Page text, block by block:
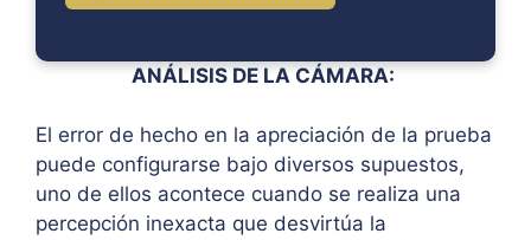
ANÁLISIS DE LA CÁMARA:
El error de hecho en la apreciación de la prueba
puede configurarse bajo diversos supuestos,
uno de ellos acontece cuando se realiza una
percepción inexacta que desvirtúa la